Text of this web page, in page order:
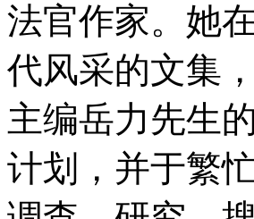
法官作家。她
代风采的文集
主编岳力先生
计划，并于繁